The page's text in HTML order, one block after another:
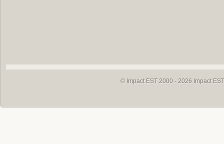
© Impact EST 2000 - 2026 Impact